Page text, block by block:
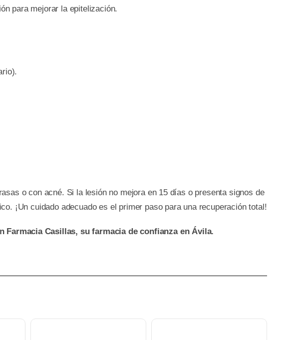
para mejorar la epitelización.
o con acné. Si la lesión no mejora en 15 días o presenta signos de
¡Un cuidado adecuado es el primer paso para una recuperación total!
Farmacia Casillas, su farmacia de confianza en Ávila.